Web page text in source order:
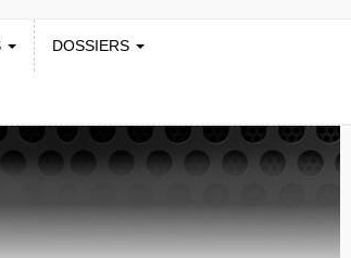
DOSSIERS